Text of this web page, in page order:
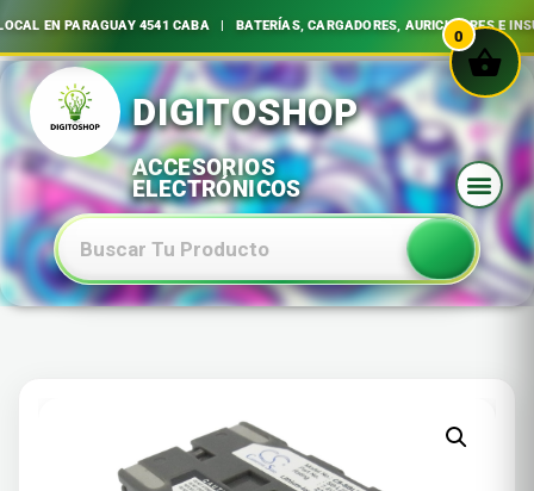
4541 CABA | BATERÍAS, CARGADORES, AURICULARES E
Ir
al
contenido
0